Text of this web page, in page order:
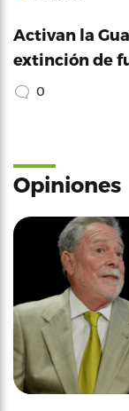
Activan la
extinción de
0
Opiniones